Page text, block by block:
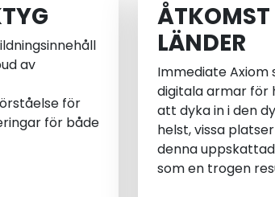
av
för
för både
LÄNDER
Immediate Axiom
digitala armar för
att dyka in i den
helst, vissa
denna
som en trogen